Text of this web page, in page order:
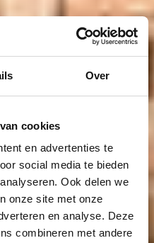
Over
cookies
en advertenties te
social media te bieden
Ook delen we
onze site met onze
en analyse. Deze
combineren met andere